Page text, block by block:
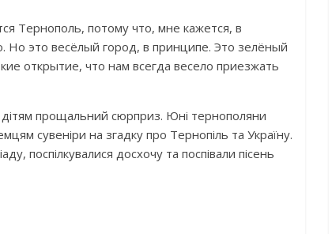
Тернополь, потому что, мне кажется, в
Но это весёлый город, в принципе. Это зелёный
открытие, что нам всегда весело приезжать
прощальний сюрприз. Юні тернополяни
сувеніри на згадку про Тернопіль та Україну.
поспілкувалися досхочу та поспівали пісень